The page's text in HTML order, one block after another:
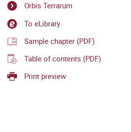
Orbis Terrarum
To eLibrary
Sample chapter (PDF)
Table of contents (PDF)
Print preview